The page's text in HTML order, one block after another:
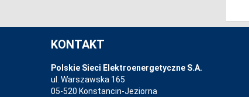
KONTAKT
Polskie Sieci Elektroenergetyczne S.A.
ul. Warszawska 165
05-520 Konstancin-Jeziorna